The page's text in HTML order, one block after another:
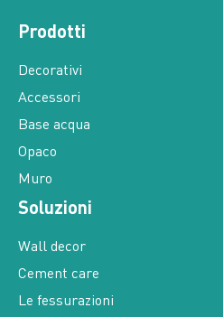
Prodotti
Decorativi
Accessori
Base acqua
Opaco
Muro
Soluzioni
Wall decor
Cement care
Le fessurazioni